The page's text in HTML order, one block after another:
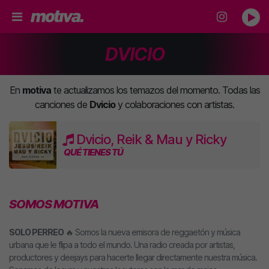
DVICIO
En motivate actualizamos los temazos del momento. Todas las
canciones de Dvicioy colaboraciones con artistas.
Dvicio, Reik & Mau y Ricky
QUÉ TIENES TÚ
SOMOS MOTIVA
SOLO PERREO 🔥 Somos la nueva emisora de reggaetón y música
urbana que le flipa a todo el mundo. Una radio creada por artistas,
productores y deejays para hacerte llegar directamente nuestra música.